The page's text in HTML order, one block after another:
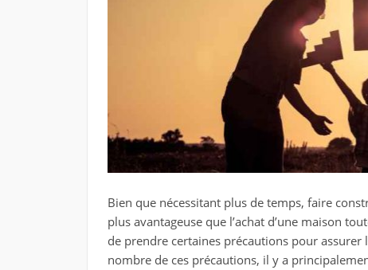
Bien que nécessitant plus de temps, faire
plus avantageuse que l’achat d’une maison
de prendre certaines précautions pour assurer
nombre de ces précautions, il y a